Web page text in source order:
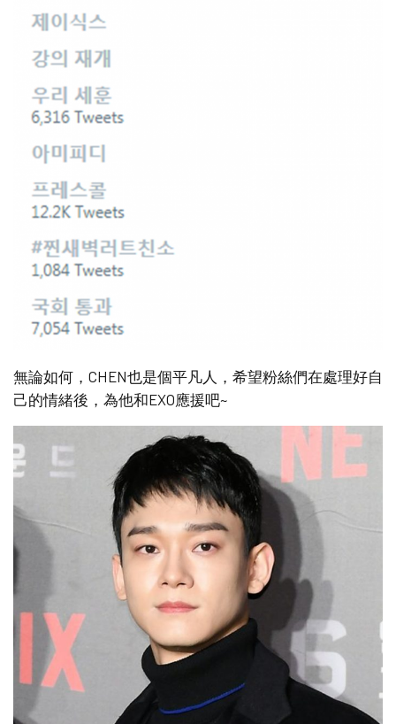
無論如何，CHEN也是個平凡人，希望粉絲們在處理好自
己的情緒後，為他和EXO應援吧~